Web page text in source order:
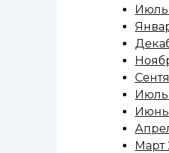
Июль
Июль
Март